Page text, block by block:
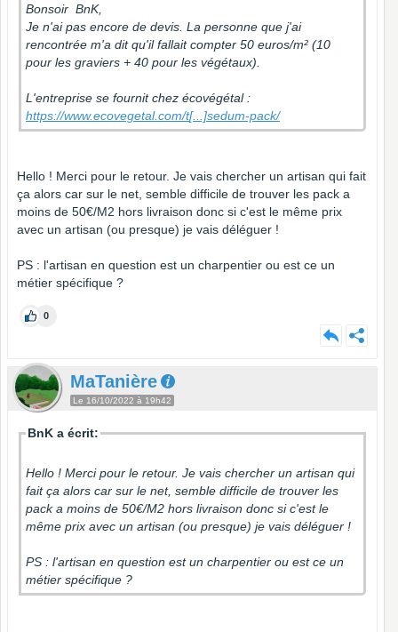
Bonsoir BnK,
Je n'ai pas encore de devis. La personne que j'ai
rencontrée m'a dit qu'il fallait compter 50 euros/m² (10
pour les graviers + 40 pour les végétaux).
L'entreprise se fournit chez écovégétal :
https://www.ecovegetal.com/t[...]sedum-pack/
Hello ! Merci pour le retour. Je vais chercher un artisan qui fait
ça alors car sur le net, semble difficile de trouver les pack a
moins de 50€/M2 hors livraison donc si c'est le même prix
avec un artisan (ou presque) je vais déléguer !
PS : l'artisan en question est un charpentier ou est ce un
métier spécifique ?
0
MaTanière
Le 16/10/2022 à 19h42
BnK a écrit:
Hello ! Merci pour le retour. Je vais chercher un artisan qui
fait ça alors car sur le net, semble difficile de trouver les
pack a moins de 50€/M2 hors livraison donc si c'est le
même prix avec un artisan (ou presque) je vais déléguer !
PS : l'artisan en question est un charpentier ou est ce un
métier spécifique ?